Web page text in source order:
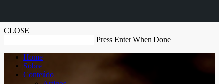
CLOSE
Press Enter When Done
Home
Sobre
Conteúdo